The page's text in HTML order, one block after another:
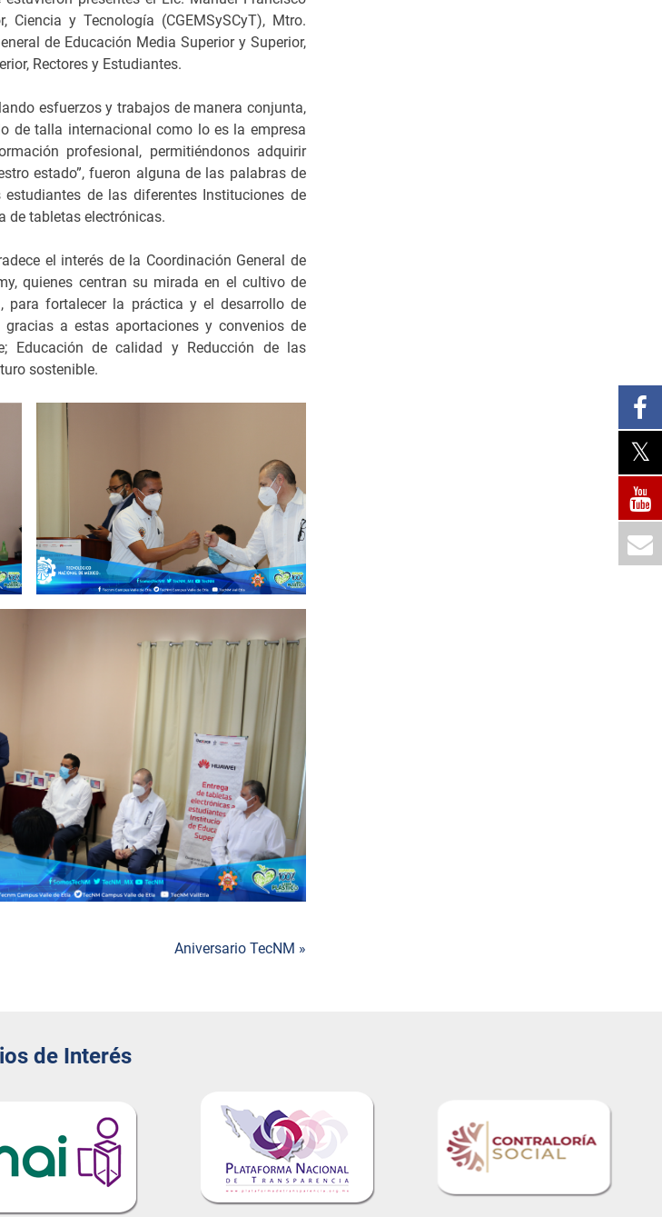
y Tecnología (CGEMSySCyT), Mtro.
de Educación Media Superior y Superior,
Rectores y Estudiantes.
esfuerzos y trabajos de manera conjunta,
de talla internacional como lo es la empresa
profesional, permitiéndonos adquirir
estado”, fueron alguna de las palabras de
de las diferentes Instituciones de
de tabletas electrónicas.
el interés de la Coordinación General de
quienes centran su mirada en el cultivo de
para fortalecer la práctica y el desarrollo de
a estas aportaciones y convenios de
Educación de calidad y Reducción de las
sostenible.
Aniversario TecNM »
de Interés